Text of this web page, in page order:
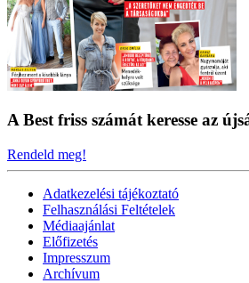
A Best friss számát keresse az
Rendeld meg!
Adatkezelési tájékoztató
Felhasználási Feltételek
Médiaajánlat
Előfizetés
Impresszum
Archívum